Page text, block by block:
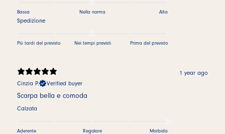
Bassa Nella norma Alta
Spedizione
Più tardi del previsto Nei tempi previsti Prima del previsto
1 year ago
Cinzia P.
Verified buyer
Scarpa bella e comoda
Calzata
Aderente Regolare Morbida